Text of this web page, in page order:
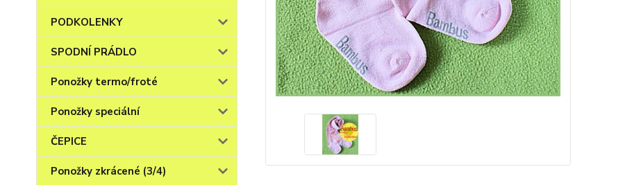
PODKOLENKY
SPODNÍ PRÁDLO
Ponožky termo/froté
Ponožky speciální
ČEPICE
Ponožky zkrácené (3/4)